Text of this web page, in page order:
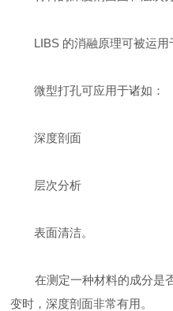
LIBS 的消融原理可被运用
微型打孔可应用于诸如：
深度剖面
层次分析
表面清洁。
在测定一种材料的成分是
变时，深度剖面非常有用。